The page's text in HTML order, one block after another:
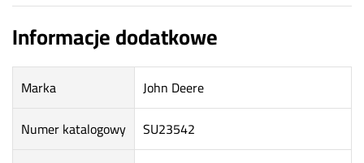
Informacje dodatkowe
Marka
John Deere
Numer katalogowy
SU23542